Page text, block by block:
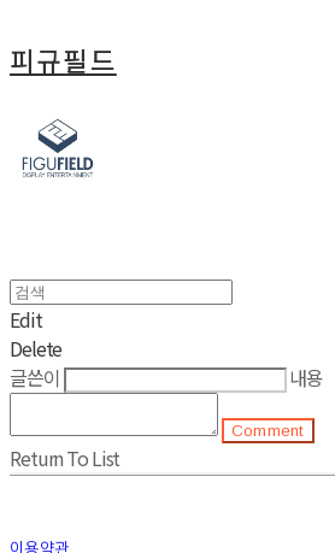
피규필드
Edit
Delete
글쓴이
내용
Comment
Return To List
이용약관